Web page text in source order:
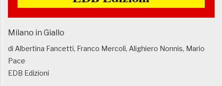
Milano in Giallo
di Albertina Fancetti, Franco Mercoli, Alighiero Nonnis, Mario
Pace
EDB Edizioni